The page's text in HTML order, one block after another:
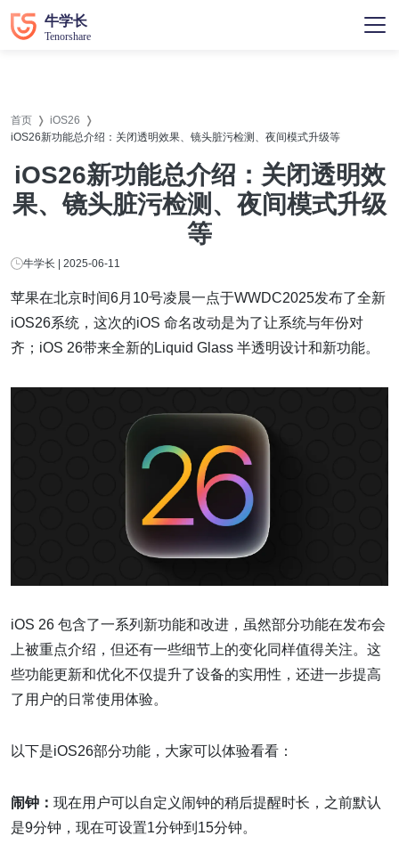
首页
iOS26
iOS26新功能总介绍：关闭透明效果、镜头脏污检测、夜间模式升级等
iOS26新功能总介绍：关闭透明效
果、镜头脏污检测、夜间模式升级
等
牛学长 | 2025-06-11
苹果在北京时间6月10号凌晨一点于WWDC2025发布了全新
iOS26系统，这次的iOS 命名改动是为了让系统与年份对
齐；iOS 26带来全新的Liquid Glass 半透明设计和新功能。
iOS 26 包含了一系列新功能和改进，虽然部分功能在发布会
上被重点介绍，但还有一些细节上的变化同样值得关注。这
些功能更新和优化不仅提升了设备的实用性，还进一步提高
了用户的日常使用体验。
以下是iOS26部分功能，大家可以体验看看：
闹钟： 现在用户可以自定义闹钟的稍后提醒时长，之前默认
是9分钟，现在可设置1分钟到15分钟。